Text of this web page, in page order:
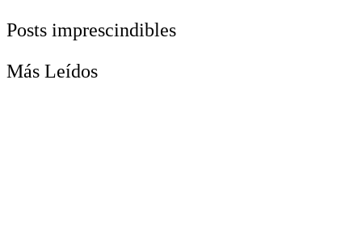
Posts imprescindibles
Más Leídos